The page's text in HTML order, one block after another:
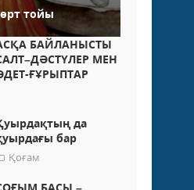
тойы
БАЙЛАНЫСТЫ
МЕН
ҒҰРЫПТАР
да
бар
Қоғам